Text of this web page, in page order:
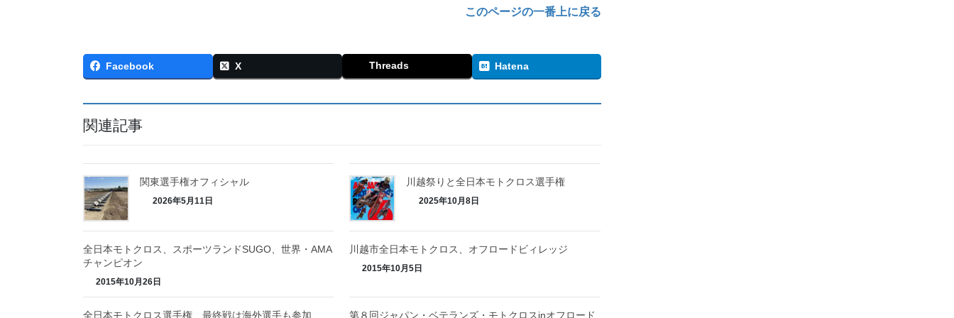
このページの一番上に戻る
Facebook X Threads Hatena
関連記事
関東選手権オフィシャル
2026年5月11日
川越祭りと全日本モトクロス選手権
2025年10月8日
全日本モトクロス、スポーツランドSUGO、世界・AMA
チャンピオン
2015年10月26日
川越市全日本モトクロス、オフロードビィレッジ
2015年10月5日
全日本モトクロス選手権、最終戦は海外選手も参加 第８回ジャパン・ベテランズ・モトクロスinオフロード